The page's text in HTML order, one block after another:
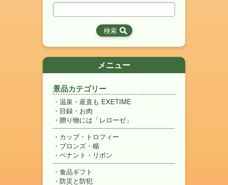
メニュー
景品カテゴリー
温泉・産直も EXETIME
目録・お肉
贈り物には「レローゼ」
カップ・トロフィー
ブロンズ・楯
ペナント・リボン
食品ギフト
防災と防犯